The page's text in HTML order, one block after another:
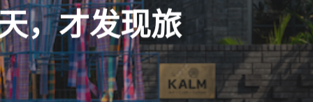
，才发现旅